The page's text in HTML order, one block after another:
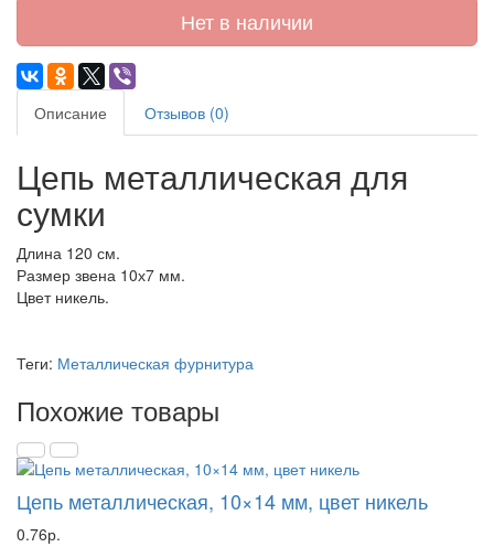
Нет в наличии
Описание Отзывов (0)
Цепь металлическая для
сумки
Длина 120 см.
Размер звена 10х7 мм.
Цвет никель.
Теги: Металлическая фурнитура
Похожие товары
Цепь металлическая, 10×14 мм, цвет никель
0.76р.